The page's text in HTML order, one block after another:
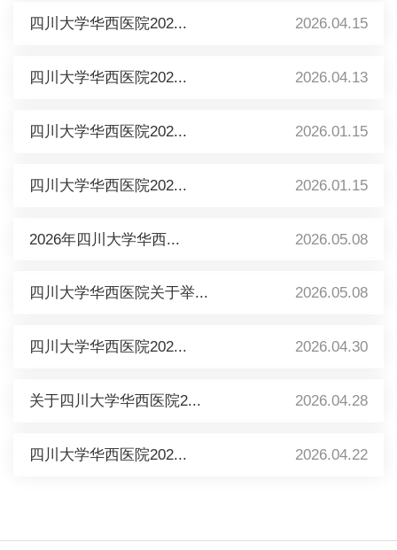
四川大学华西医院202... 2026.04.15
四川大学华西医院202... 2026.04.13
四川大学华西医院202... 2026.01.15
四川大学华西医院202... 2026.01.15
2026年四川大学华西... 2026.05.08
四川大学华西医院关于举... 2026.05.08
四川大学华西医院202... 2026.04.30
关于四川大学华西医院2... 2026.04.28
四川大学华西医院202... 2026.04.22